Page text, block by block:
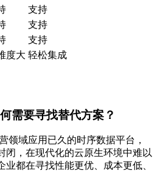
支持
支持
支持
度大 轻松集成
需要寻找替代方案？
领域应用已久的时序数据平台，
闭，在现代化的云原生环境中难以
都在寻找性能更优、成本更低、